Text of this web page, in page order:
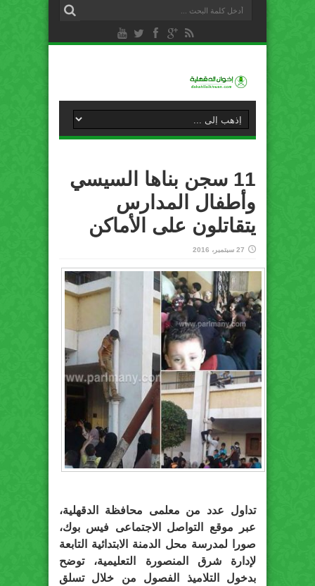
11 سجن بناها السيسي
وأطفال المدارس
يتقاتلون على الأماكن
27 سبتمبر، 2016
تداول عدد من معلمى محافظة الدقهلية،
عبر موقع التواصل الاجتماعى فيس بوك،
صورا لمدرسة محل الدمنة الابتدائية التابعة
لإدارة شرق المنصورة التعليمية، توضح
بدخول التلاميذ الفصول من خلال تسلق